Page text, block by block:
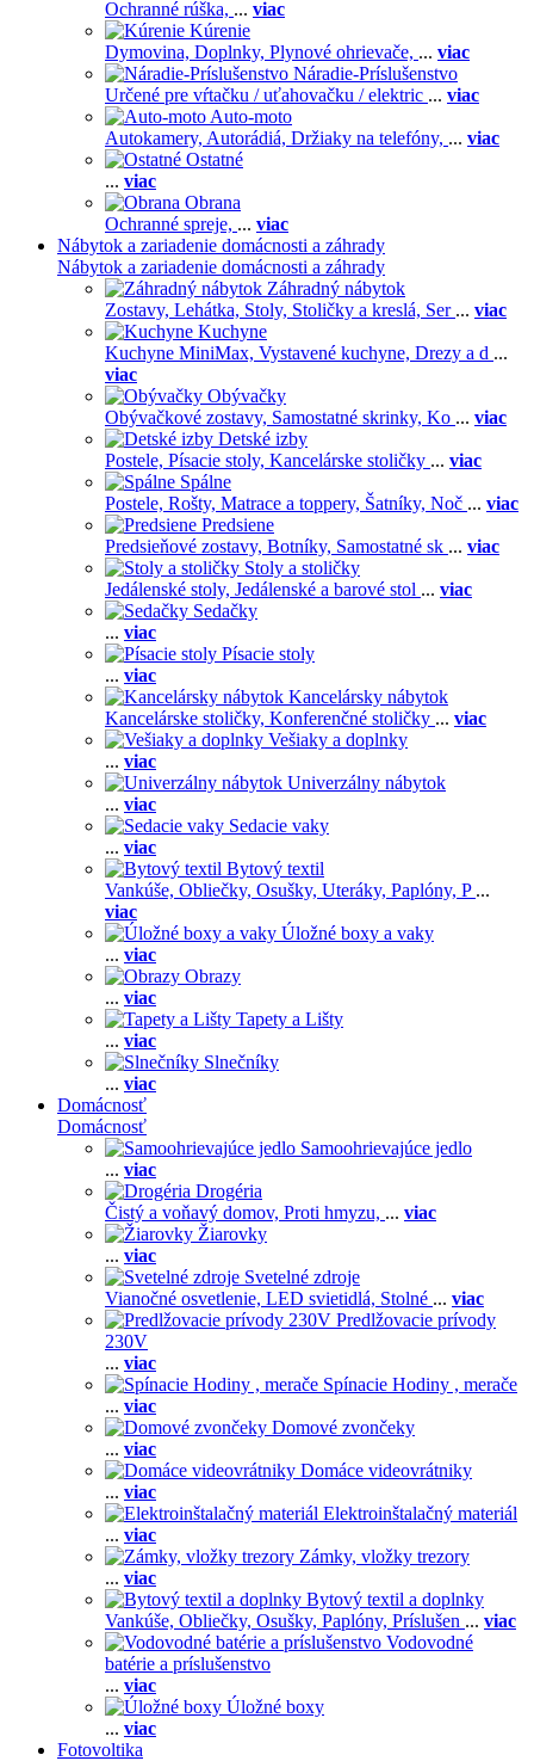
Ochranné rúška, ... viac
Kúrenie
Dymovina, Doplnky, Plynové ohrievače, ... viac
Náradie-Príslušenstvo
Určené pre vŕtačku / uťahovačku / elektric ... viac
Auto-moto
Autokamery, Autorádiá, Držiaky na telefóny, ... viac
Ostatné
... viac
Obrana
Ochranné spreje, ... viac
Nábytok a zariadenie domácnosti a záhrady
Nábytok a zariadenie domácnosti a záhrady
Záhradný nábytok
Zostavy, Lehátka, Stoly, Stoličky a kreslá, Ser ... viac
Kuchyne
Kuchyne MiniMax, Vystavené kuchyne, Drezy a d ...
viac
Obývačky
Obývačkové zostavy, Samostatné skrinky, Ko ... viac
Detské izby
Postele, Písacie stoly, Kancelárske stoličky ... viac
Spálne
Postele, Rošty, Matrace a toppery, Šatníky, Noč ... viac
Predsiene
Predsieňové zostavy, Botníky, Samostatné sk ... viac
Stoly a stoličky
Jedálenské stoly, Jedálenské a barové stol ... viac
Sedačky
... viac
Písacie stoly
... viac
Kancelársky nábytok
Kancelárske stoličky, Konferenčné stoličky ... viac
Vešiaky a doplnky
... viac
Univerzálny nábytok
... viac
Sedacie vaky
... viac
Bytový textil
Vankúše, Obliečky, Osušky, Uteráky, Paplóny, P ...
viac
Úložné boxy a vaky
... viac
Obrazy
... viac
Tapety a Lišty
... viac
Slnečníky
... viac
Domácnosť
Domácnosť
Samoohrievajúce jedlo
... viac
Drogéria
Čistý a voňavý domov, Proti hmyzu, ... viac
Žiarovky
... viac
Svetelné zdroje
Vianočné osvetlenie, LED svietidlá, Stolné ... viac
Predlžovacie prívody
230V
... viac
Spínacie Hodiny , merače
... viac
Domové zvončeky
... viac
Domáce videovrátniky
... viac
Elektroinštalačný materiál
... viac
Zámky, vložky trezory
... viac
Bytový textil a doplnky
Vankúše, Obliečky, Osušky, Paplóny, Príslušen ... viac
Vodovodné
batérie a príslušenstvo
... viac
Úložné boxy
... viac
Fotovoltika